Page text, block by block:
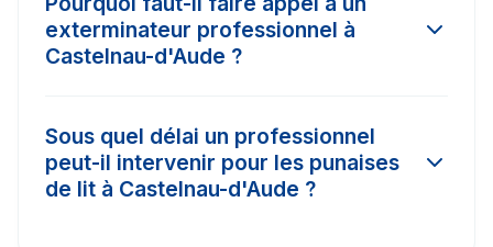
surface à traiter. En moyenne, les prix
constatés dans la région varient entre 150€ et
exterminateur professionnel à
Castelnau-d'Aude ?
classique à Castelnau-d'Aude n'ont pas la
concentration nécessaire (produits biocides)
pour détruire les nids ou les œufs. Un pro
Sous quel délai un professionnel
peut-il intervenir pour les punaises
de lit à Castelnau-d'Aude ?